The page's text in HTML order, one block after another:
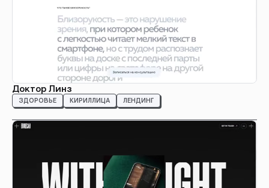
Доктор Линз
ЗДОРОВЬЕ КИРИЛЛИЦА ЛЕНДИНГ